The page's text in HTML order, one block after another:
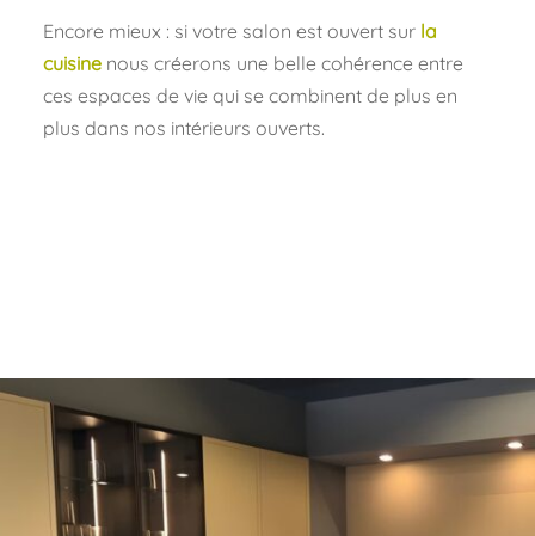
Encore mieux : si votre salon est ouvert sur la
cuisinenous créerons une belle cohérence entre
ces espaces de vie qui se combinent de plus en
plus dans nos intérieurs ouverts.